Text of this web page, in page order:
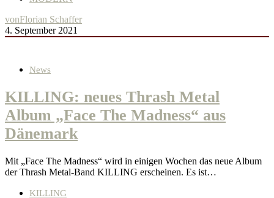
vonFlorian Schaffer
4. September 2021
News
KILLING: neues Thrash Metal
Album „Face The Madness“ aus
Dänemark
Mit „Face The Madness“ wird in einigen Wochen das neue Album
der Thrash Metal-Band KILLING erscheinen. Es ist…
KILLING